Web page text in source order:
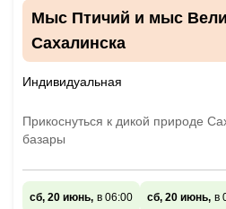
Мыс Птичий и мыс
Сахалинска
Индивидуальная
Прикоснуться к дикой природе
базары
сб, 20 июнь, в 06:00 сб, 20 июнь, в